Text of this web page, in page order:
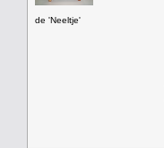
de 'Neeltje'